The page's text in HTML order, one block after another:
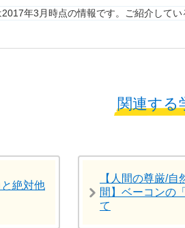
年3月時点の情報です。ご紹介して
関連する
と絶対他
【人間の尊厳/自
間】ベーコンの
て